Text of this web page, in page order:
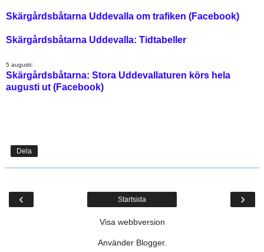
Skärgårdsbåtarna Uddevalla om trafiken (Facebook)
Skärgårdsbåtarna Uddevalla: Tidtabeller
5 augusti:
Skärgårdsbåtarna: Stora Uddevallaturen körs hela
augusti ut (Facebook)
Dela
‹ ›
Startsida
Visa webbversion
Använder Blogger.